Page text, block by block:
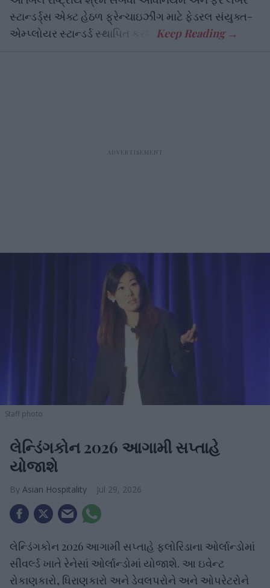
સ્ટાન્ડર્ડ્સ એક્ટ હેઠળ ફ્રેન્ચાઇઝીંગ માટે ફેડરલ સંયુક્ત-
એમ્પ્લોયર સ્ટાન્ડર્ડ સ્થાપિત કરશે.
Staff photo
લેન્ડિંગકોન 2026 આગામી સપ્તાહે
યોજાશે
Asian Hospitality Jul 29, 2026
લેન્ડિંગકોન 2026 આગામી સપ્તાહે ફ્લોરિડાના ઓર્લાન્ડોમાં
સીવર્લ્ડ ખાતે રેનેસાં ઓર્લાન્ડોમાં યોજાશે. આ ઇવેન્ટ
રોકાણકારો, ધિરાણકારો અને ડેવલપરોને અને ઓપરેટરોને